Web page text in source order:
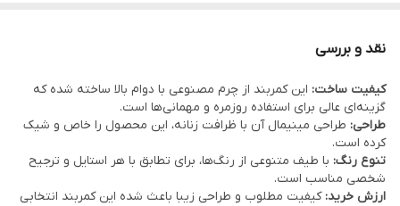
نقد و بررسی
کیفیت ساخت: این کمربند از چرم مصنوعی با دوام بالا ساخته شده که
گزینه‌ای عالی برای استفاده روزمره و مهمانی‌ها است.
طراحی: طراحی مینیمال آن با ظرافت زنانه، این محصول را خاص و شیک
کرده است.
تنوع رنگ: با طیف متنوعی از رنگ‌ها، برای تطابق با هر استایل و ترجیح
شخصی مناسب است.
ارزش خرید:کیفیت مطلوب و طراحی زیبا باعث شده این کمربند انتخابی